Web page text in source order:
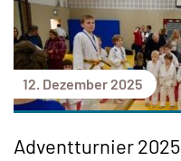
12. Dezember 2025
Adventturnier 2025